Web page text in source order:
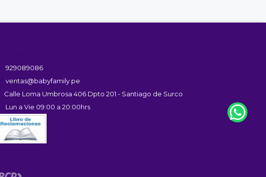
929089086
ventas@babyfamily.pe
Calle Loma Umbrosa 406 Dpto 201 - Santiago de Surco
Lun a Vie 09:00 a 20:00hrs